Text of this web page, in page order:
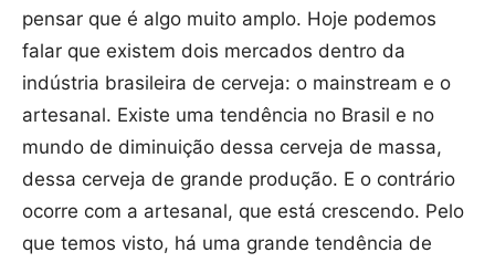
pensar que é algo muito amplo. Hoje podemos
falar que existem dois mercados dentro da
indústria brasileira de cerveja: o mainstream e o
artesanal. Existe uma tendência no Brasil e no
mundo de diminuição dessa cerveja de massa,
dessa cerveja de grande produção. E o contrário
ocorre com a artesanal, que está crescendo. Pelo
que temos visto, há uma grande tendência de